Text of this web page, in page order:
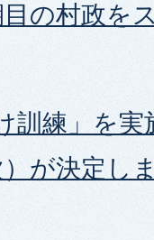
の村政を
訓練」を
が決定し